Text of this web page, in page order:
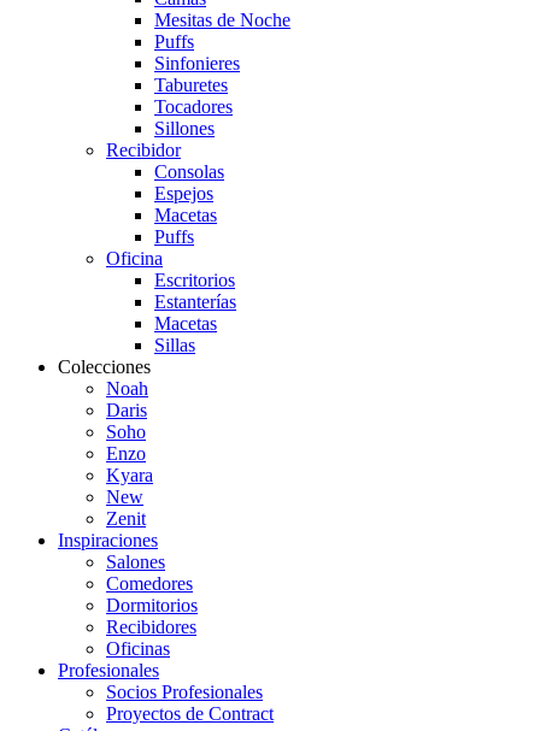
Mesitas de Noche
Puffs
Sinfonieres
Taburetes
Tocadores
Sillones
Recibidor
Consolas
Espejos
Macetas
Puffs
Oficina
Escritorios
Estanterías
Macetas
Sillas
Colecciones
Noah
Daris
Soho
Enzo
Kyara
New
Zenit
Inspiraciones
Salones
Comedores
Dormitorios
Recibidores
Oficinas
Profesionales
Socios Profesionales
Proyectos de Contract